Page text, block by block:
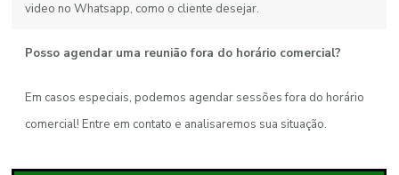
video no Whatsapp, como o cliente desejar.
Posso agendar uma reunião fora do horário comercial?
Em casos especiais, podemos agendar sessões fora do horário
comercial! Entre em contato e analisaremos sua situação.